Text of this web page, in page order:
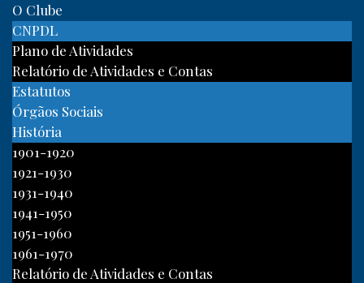
O Clube
CNPDL
Plano de Atividades
Relatório de Atividades e Contas
Estatutos
Órgãos Sociais
História
1901-1920
1921-1930
1931-1940
1941-1950
1951-1960
1961-1970
Relatório de Atividades e Contas